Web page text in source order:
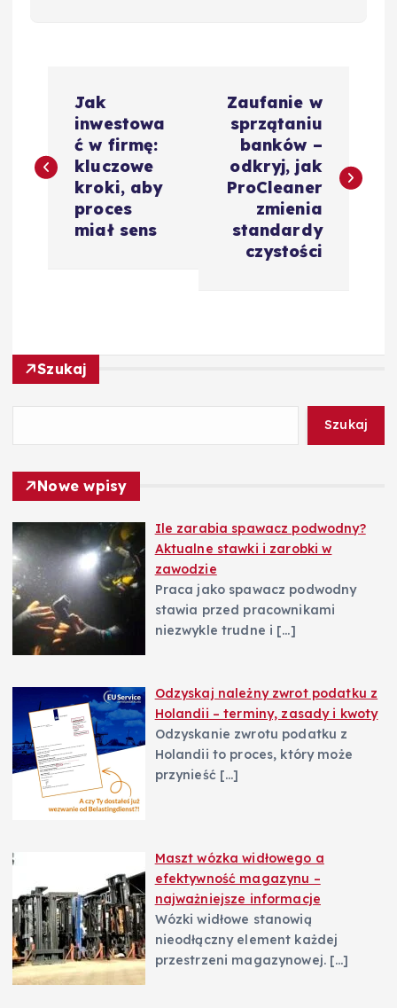
w
c
j
a
w
p
i
s
u
Jak
inwestowa
ć w firmę:
kluczowe
kroki, aby
proces
miał sens
Zaufanie w
sprzątaniu
banków –
odkryj, jak
ProCleaner
zmienia
standardy
czystości
Szukaj
Szukaj
Nowe wpisy
Ile zarabia spawacz podwodny?
Aktualne stawki i zarobki w
zawodzie
Praca jako spawacz podwodny
stawia przed pracownikami
niezwykle trudne i […]
Odzyskaj należny zwrot podatku z
Holandii – terminy, zasady i kwoty
Odzyskanie zwrotu podatku z
Holandii to proces, który może
przynieść […]
Maszt wózka widłowego a
efektywność magazynu –
najważniejsze informacje
Wózki widłowe stanowią
nieodłączny element każdej
przestrzeni magazynowej. […]